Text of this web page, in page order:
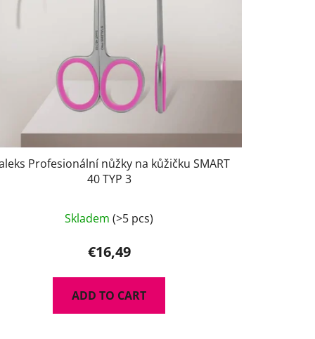
Profesionální nůžky na kůžičku SMART
40 TYP 3
Skladem(>5 pcs)
€16,49
ADD TO CART